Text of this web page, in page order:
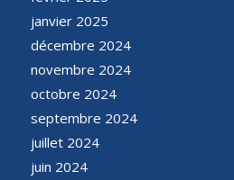
janvier 2025
décembre 2024
novembre 2024
octobre 2024
septembre 2024
juillet 2024
juin 2024